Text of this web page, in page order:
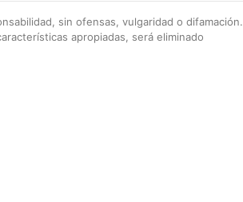
sin ofensas, vulgaridad o difamación.
apropiadas, será eliminado